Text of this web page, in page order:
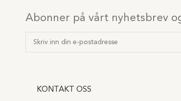
Abonner på vårt nyhetsbrev
KONTAKT OSS